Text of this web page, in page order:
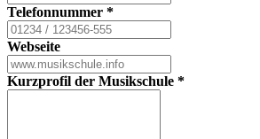
Telefonnummer *
Webseite
Kurzprofil der Musikschule *